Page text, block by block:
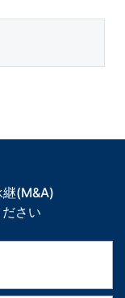
継(M&A)
さい